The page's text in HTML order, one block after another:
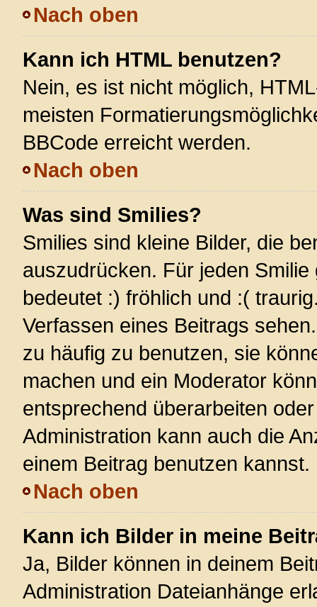
Nach oben
Kann ich HTML benutzen?
Nein, es ist nicht möglich,
meisten
BBCode erreicht werden.
Nach oben
Was sind Smilies?
Smilies sind kleine Bilder, die
auszudrücken. Für jeden
bedeutet :) fröhlich und :(
Verfassen eines Beitrags
zu häufig zu benutzen, sie
machen und ein Moderator
entsprechend überarbeiten
Administration kann auch die
einem Beitrag benutzen kannst.
Nach oben
Kann ich Bilder in meine
Ja, Bilder können in deinem
Administration Dateianhänge